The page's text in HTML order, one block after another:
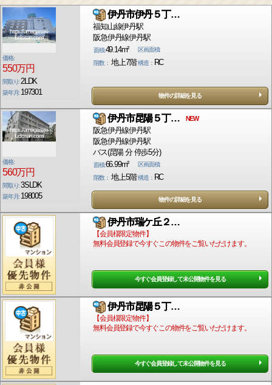
https://amagasaki-
fudosan.com/
価格:
550万円
間取り:2LDK
築年月: 197301
伊丹市伊丹５丁…
福知山線伊丹駅
阪急伊丹線伊丹駅
面積:49.14m²
区画面積:
階数： 地上7階 構造： RC
物件の詳細を見る
https://amagasaki-
fudosan.com/
価格:
560万円
間取り:3SLDK
築年月: 198005
伊丹市昆陽５丁… NEW
阪急伊丹線伊丹駅
阪急伊丹線伊丹駅
バス(昆陽 分 停歩5分)
面積:66.99m²
区画面積:
階数： 地上5階 構造： RC
物件の詳細を見る
伊丹市瑞ケ丘２…
【会員様限定物件】
無料会員登録で今すぐこの物件をご覧いただけます。
今すぐ会員登録して未公開物件を見る
伊丹市昆陽５丁…
【会員様限定物件】
無料会員登録で今すぐこの物件をご覧いただけます。
今すぐ会員登録して未公開物件を見る